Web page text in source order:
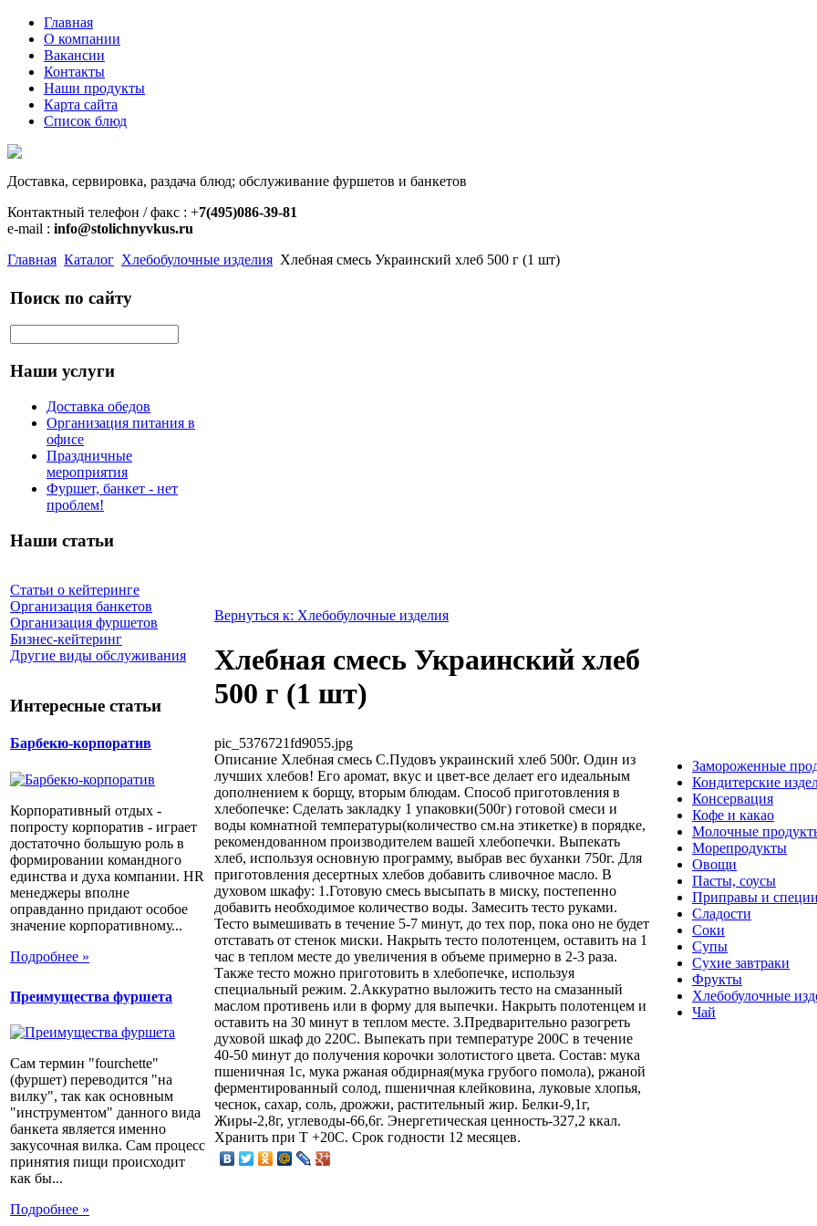
Главная
О компании
Вакансии
Контакты
Наши продукты
Карта сайта
Список блюд
Доставка, сервировка, раздача блюд; обслуживание фуршетов и банкетов
Контактный телефон / факс : +7(495)086-39-81
e-mail : info@stolichnyvkus.ru
Главная Каталог Хлебобулочные изделия Хлебная смесь Украинский хлеб 500 г (1 шт)
Поиск по сайту
Наши услуги
Доставка обедов
Организация питания в
офисе
Праздничные
мероприятия
Фуршет, банкет - нет
проблем!
Наши статьи
Статьи о кейтеринге
Организация банкетов
Организация фуршетов
Бизнес-кейтеринг
Другие виды обслуживания
Интересные статьи
Барбекю-корпоратив
Корпоративный отдых -
попросту корпоратив - играет
достаточно большую роль в
формировании командного
единства и духа компании. HR
менеджеры вполне
оправданно придают особое
значение корпоративному...
Подробнее »
Преимущества фуршета
Сам термин "fourchette"
(фуршет) переводится "на
вилку", так как основным
"инструментом" данного вида
банкета является именно
закусочная вилка. Сам процесс
принятия пищи происходит
как бы...
Подробнее »
Вернуться к: Хлебобулочные изделия
Хлебная смесь Украинский хлеб
500 г (1 шт)
pic_5376721fd9055.jpg
Описание Хлебная смесь С.Пудовъ украинский хлеб 500г. Один из
лучших хлебов! Его аромат, вкус и цвет-все делает его идеальным
дополнением к борщу, вторым блюдам. Способ приготовления в
хлебопечке: Сделать закладку 1 упаковки(500г) готовой смеси и
воды комнатной температуры(количество см.на этикетке) в порядке,
рекомендованном производителем вашей хлебопечки. Выпекать
хлеб, используя основную программу, выбрав вес буханки 750г. Для
приготовления десертных хлебов добавить сливочное масло. В
духовом шкафу: 1.Готовую смесь высыпать в миску, постепенно
добавить необходимое количество воды. Замесить тесто руками.
Тесто вымешивать в течение 5-7 минут, до тех пор, пока оно не будет
отставать от стенок миски. Накрыть тесто полотенцем, оставить на 1
час в теплом месте до увеличения в объеме примерно в 2-3 раза.
Также тесто можно приготовить в хлебопечке, используя
специальный режим. 2.Аккуратно выложить тесто на смазанный
маслом противень или в форму для выпечки. Накрыть полотенцем и
оставить на 30 минут в теплом месте. 3.Предварительно разогреть
духовой шкаф до 220С. Выпекать при температуре 200С в течение
40-50 минут до получения корочки золотистого цвета. Состав: мука
пшеничная 1с, мука ржаная обдирная(мука грубого помола), ржаной
ферментированный солод, пшеничная клейковина, луковые хлопья,
чеснок, сахар, соль, дрожжи, растительный жир. Белки-9,1г,
Жиры-2,8г, углеводы-66,6г. Энергетическая ценность-327,2 ккал.
Хранить при Т +20C. Срок годности 12 месяцев.
Замороженные
Кондитерские
Консервация
Кофе и какао
Молочные
Морепродукты
Овощи
Пасты, соусы
Приправы и специи
Сладости
Соки
Супы
Сухие завтраки
Фрукты
Хлебобулочные
Чай